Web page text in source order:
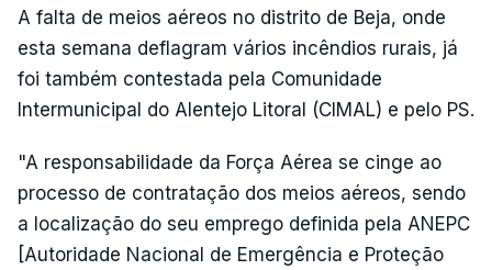
A falta de meios aéreos no distrito de Beja, onde
esta semana deflagram vários incêndios rurais, já
foi também contestada pela Comunidade
Intermunicipal do Alentejo Litoral (CIMAL) e pelo PS.
"A responsabilidade da Força Aérea se cinge ao
processo de contratação dos meios aéreos, sendo
a localização do seu emprego definida pela ANEPC
[Autoridade Nacional de Emergência e Proteção